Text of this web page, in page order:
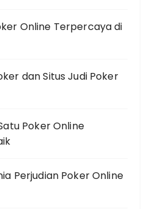
Online Terpercaya di
dan Situs Judi Poker
Poker Online
Perjudian Poker Online